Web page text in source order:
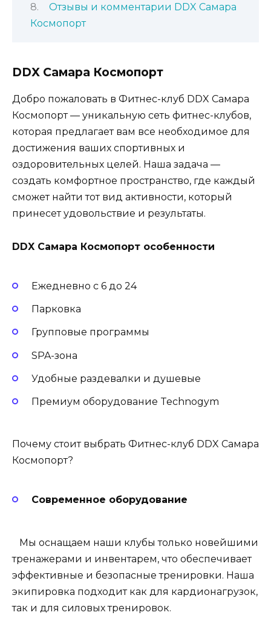
Отзывы и комментарии DDX Самара
Космопорт
DDX Самара Космопорт
Добро пожаловать в Фитнес-клуб DDX Самара
Космопорт — уникальную сеть фитнес-клубов,
которая предлагает вам все необходимое для
достижения ваших спортивных и
оздоровительных целей. Наша задача —
создать комфортное пространство, где каждый
сможет найти тот вид активности, который
принесет удовольствие и результаты.
DDX Самара Космопорт особенности
Ежедневно с 6 до 24
Парковка
Групповые программы
SPA-зона
Удобные раздевалки и душевые
Премиум оборудование Technogym
Почему стоит выбрать Фитнес-клуб DDX Самара
Космопорт?
Современное оборудование
Мы оснащаем наши клубы только новейшими
тренажерами и инвентарем, что обеспечивает
эффективные и безопасные тренировки. Наша
экипировка подходит как для кардионагрузок,
так и для силовых тренировок.